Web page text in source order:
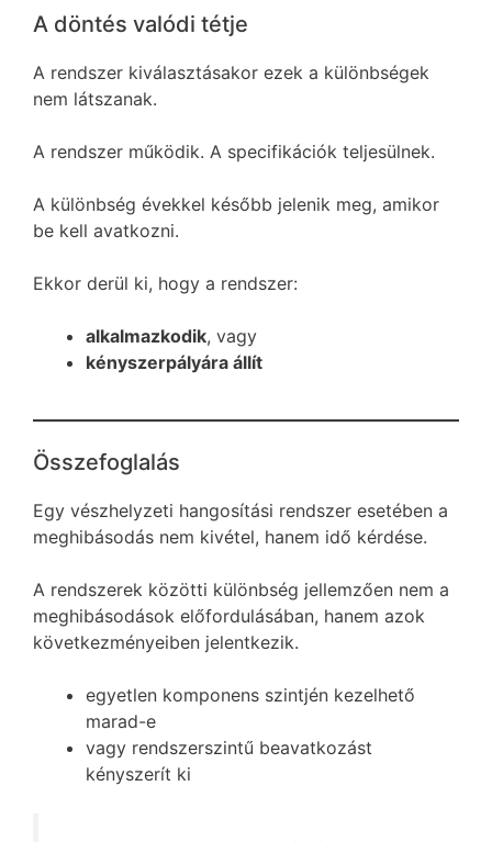
A döntés valódi tétje
A rendszer kiválasztásakor ezek a különbségek
nem látszanak.
A rendszer működik. A specifikációk teljesülnek.
A különbség évekkel később jelenik meg, amikor
be kell avatkozni.
Ekkor derül ki, hogy a rendszer:
alkalmazkodik, vagy
kényszerpályára állít
Összefoglalás
Egy vészhelyzeti hangosítási rendszer esetében a
meghibásodás nem kivétel, hanem idő kérdése.
A rendszerek közötti különbség jellemzően nem a
meghibásodások előfordulásában, hanem azok
következményeiben jelentkezik.
egyetlen komponens szintjén kezelhető
marad-e
vagy rendszerszintű beavatkozást
kényszerít ki